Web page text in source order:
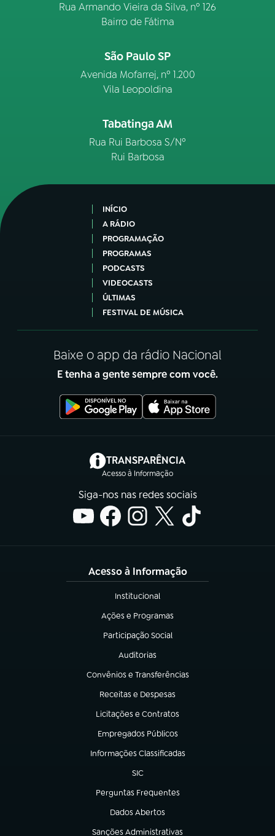
Rua Armando Vieira da Silva, nº 126
Bairro de Fátima
São Paulo SP
Avenida Mofarrej, nº 1.200
Vila Leopoldina
Tabatinga AM
Rua Rui Barbosa S/Nº
Rui Barbosa
INÍCIO
A RÁDIO
PROGRAMAÇÃO
PROGRAMAS
PODCASTS
VIDEOCASTS
ÚLTIMAS
FESTIVAL DE MÚSICA
Baixe o app da rádio Nacional
E tenha a gente sempre com você.
TRANSPARÊNCIA
Acesso à Informação
(abre em nova aba)
Siga-nos nas redes sociais
Acesso à Informação
Institucional
(abre em nova aba)
Ações e Programas
(abre em nova aba)
Participação Social
(abre em nova aba)
Auditorias
(abre em nova aba)
Convênios e Transferências
(abre em nova aba)
Receitas e Despesas
(abre em nova aba)
Licitações e Contratos
(abre em nova aba)
Empregados Públicos
(abre em nova aba)
Informações Classificadas
(abre em nova aba)
SIC
(abre em nova aba)
Perguntas Frequentes
(abre em nova aba)
Dados Abertos
(abre em nova aba)
Sanções Administrativas